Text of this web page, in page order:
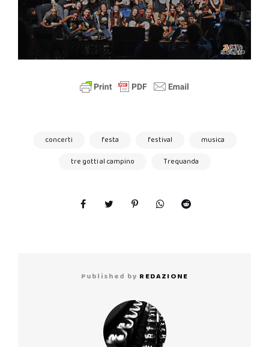
concerti festa festival
musica
tre gotti al campino
Trequanda
Published by REDAZIONE